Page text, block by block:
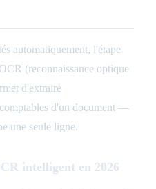
automatiquement, l'étape
(reconnaissance optique
d'extraire
d'un document —
une seule ligne.
intelligent en 2026